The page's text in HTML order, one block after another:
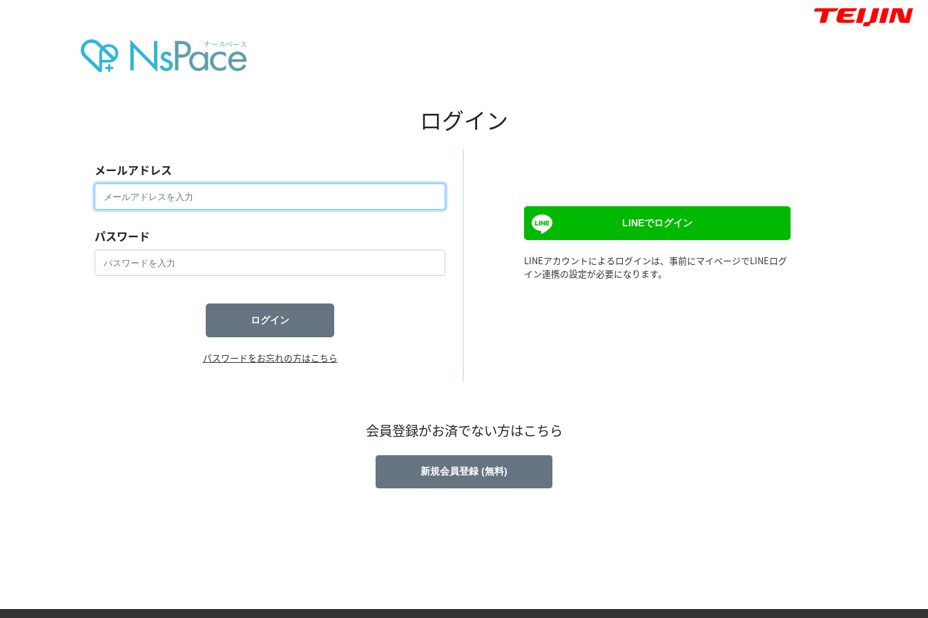
ログイン
メールアドレス
パスワード
ログイン
パスワードをお忘れの方はこちら
LINEでログイン
LINEアカウントによるログインは、事前にマイページでLINEログ
イン連携の設定が必要になります。
会員登録がお済でない方はこちら
新規会員登録 (無料)